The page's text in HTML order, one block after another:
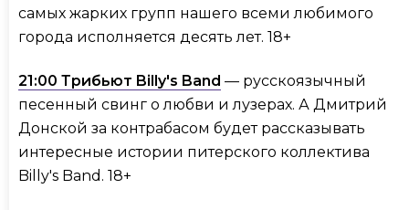
самых жарких групп нашего всеми любимого
города исполняется десять лет. 18+
21:00 Трибьют Billy's Band — русскоязычный
песенный свинг о любви и лузерах. А Дмитрий
Донской за контрабасом будет рассказывать
интересные истории питерского коллектива
Billy's Band. 18+